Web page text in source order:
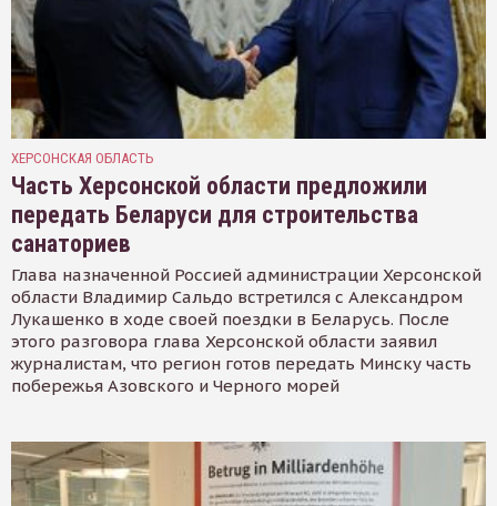
ХЕРСОНСКАЯ ОБЛАСТЬ
Часть Херсонской области предложили
передать Беларуси для строительства
санаториев
Глава назначенной Россией администрации Херсонской
области Владимир Сальдо встретился с Александром
Лукашенко в ходе своей поездки в Беларусь. После
этого разговора глава Херсонской области заявил
журналистам, что регион готов передать Минску часть
побережья Азовского и Черного морей